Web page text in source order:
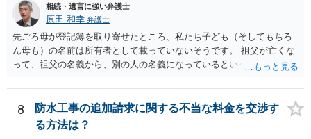
相続・遺言に強い弁護士
原田 和幸 弁護士
先ごろ母が登記簿を取り寄せたところ、私たち子ども（そしてもちろ
ん母も）の名前は所有者として載っていないそうです。 祖父が亡くな
って、祖父の名義から、別の人の名義になっているということでしょ
された可能性がありますので、相談者や相談者のきょうだいが相続し
ていないかもしれませんね。 祖父名義のままであれば、遺言がないか
もしれませんので、相談者が相続人になっている可能性があります。
あと、祖父がいつ亡くなったか分かりませんが、祖父の遺言で、相談
8
防水工事の追加請求に関する不当な料金を交渉す
る方法は？